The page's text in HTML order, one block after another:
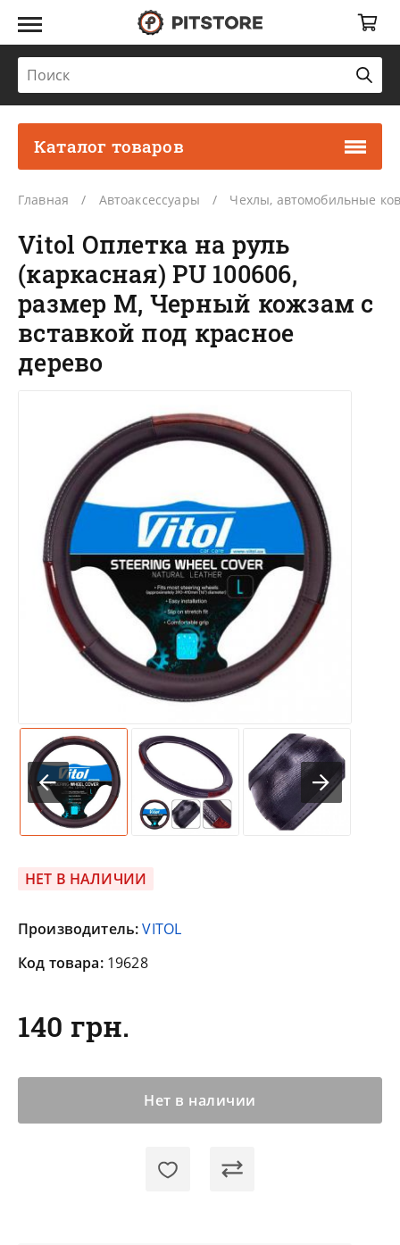
Каталог товаров
Главная Автоаксессуары Чехлы, автомобильные
Vitol Оплетка на руль
(каркасная) PU 100606,
размер M, Черный кожзам с
вставкой под красное
дерево
НЕТ В НАЛИЧИИ
Производитель:VITOL
Код товара: 19628
140 грн.
Нет в наличии